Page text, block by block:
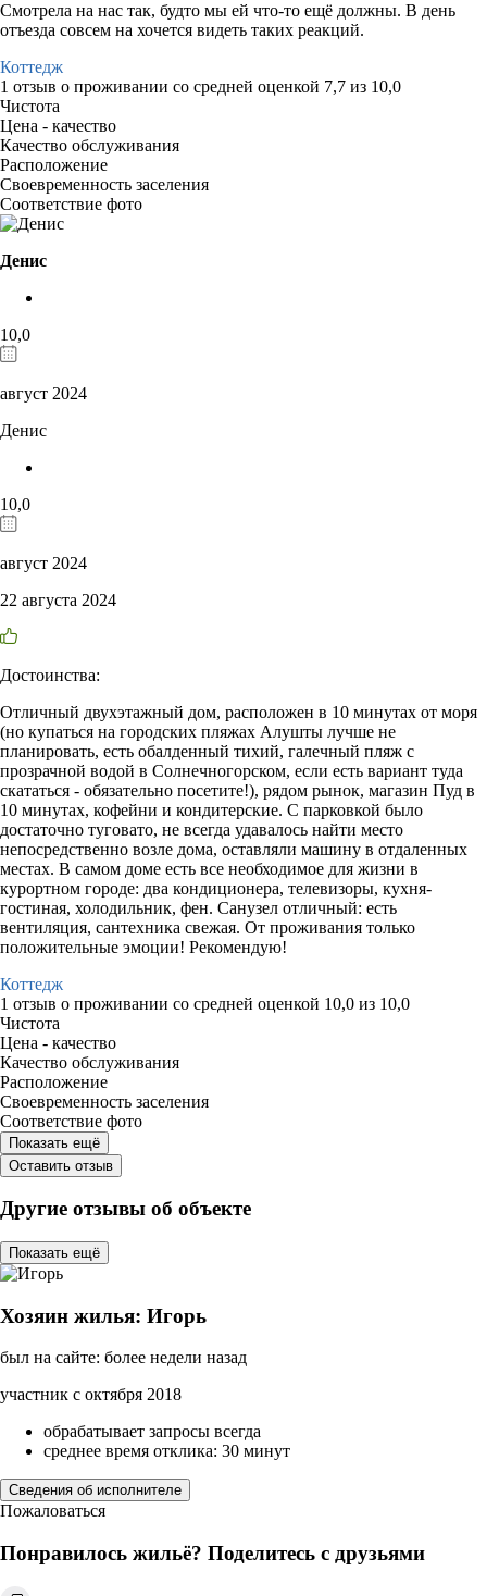
Смотрела на нас так, будто мы ей что-то ещё должны. В день
отъезда совсем на хочется видеть таких реакций.
Коттедж
1 отзыв о проживании со средней оценкой 7,7 из 10,0
Чистота
Цена - качество
Качество обслуживания
Расположение
Своевременность заселения
Соответствие фото
Денис
10,0
август 2024
Денис
10,0
август 2024
22 августа 2024
Достоинства:
Отличный двухэтажный дом, расположен в 10 минутах от моря
(но купаться на городских пляжах Алушты лучше не
планировать, есть обалденный тихий, галечный пляж с
прозрачной водой в Солнечногорском, если есть вариант туда
скататься - обязательно посетите!), рядом рынок, магазин Пуд в
10 минутах, кофейни и кондитерские. С парковкой было
достаточно туговато, не всегда удавалось найти место
непосредственно возле дома, оставляли машину в отдаленных
местах. В самом доме есть все необходимое для жизни в
курортном городе: два кондиционера, телевизоры, кухня-
гостиная, холодильник, фен. Санузел отличный: есть
вентиляция, сантехника свежая. От проживания только
положительные эмоции! Рекомендую!
Коттедж
1 отзыв о проживании со средней оценкой 10,0 из 10,0
Чистота
Цена - качество
Качество обслуживания
Расположение
Своевременность заселения
Соответствие фото
Показать ещё
Оставить отзыв
Другие отзывы об объекте
Показать ещё
Хозяин жилья: Игорь
был на сайте: более недели назад
участник с октября 2018
обрабатывает запросы всегда
среднее время отклика: 30 минут
Сведения об исполнителе
Пожаловаться
Понравилось жильё? Поделитесь с друзьями